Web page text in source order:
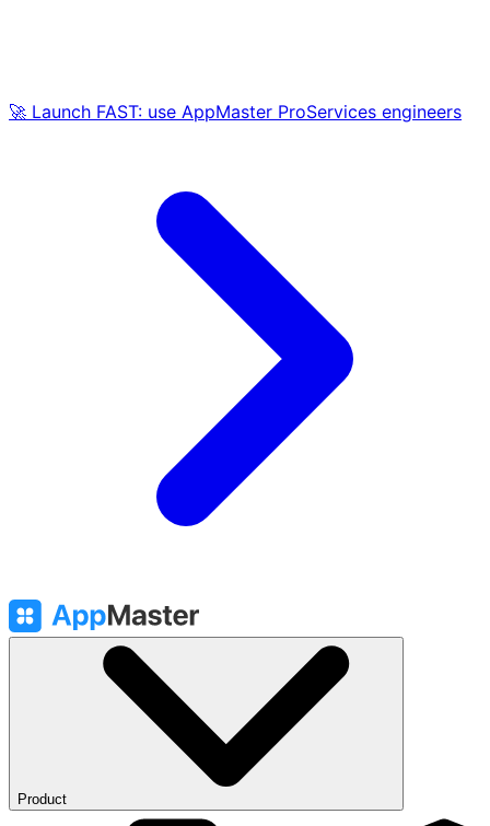
🚀 Launch FAST: use AppMaster ProServices engineers
Product